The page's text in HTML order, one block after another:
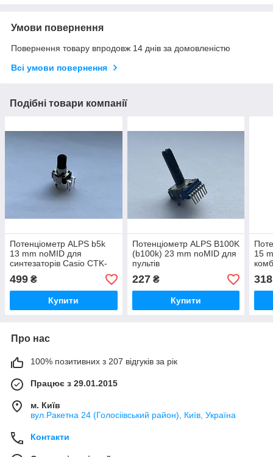
Умови повернення
Повернення товару впродовж 14 днів за домовленістю
Всі умови повернення
Подібні товари компанії
Потенціометр ALPS b5k
13 mm noMID для
синтезаторів Casio CTK-
4000
499 ₴
Купити
Потенціометр ALPS B100K
(b100k) 23 mm noMID для
пультів
227₴
Купити
15
318
Про нас
100% позитивних з 207 відгуків за рік
Працює з 29.01.2015
м. Київ
вул.Ракетна 24 (Голосіівський район), Київ, Україна
Контакти